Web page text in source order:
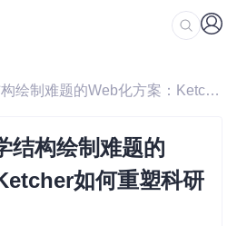
/ 解决跨平台化学结构绘制难题的Web化方案：Ketcher如何重塑科研协作效率
结构绘制难题的
如何重塑科研